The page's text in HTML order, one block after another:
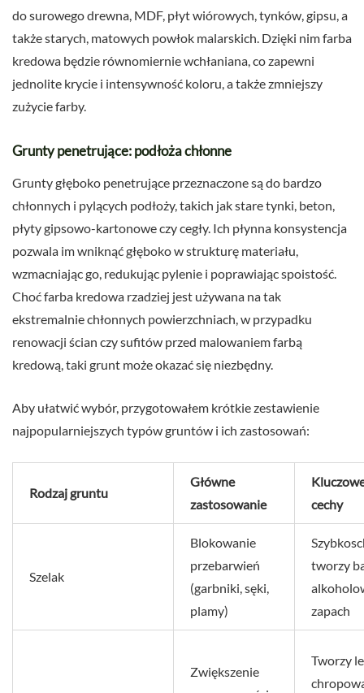
do surowego drewna, MDF, płyt wiórowych, tynków, gipsu, a
także starych, matowych powłok malarskich. Dzięki nim farba
kredowa będzie równomiernie wchłaniana, co zapewni
jednolite krycie i intensywność koloru, a także zmniejszy
zużycie farby.
Grunty penetrujące: podłoża chłonne
Grunty głęboko penetrujące przeznaczone są do bardzo
chłonnych i pylących podłoży, takich jak stare tynki, beton,
płyty gipsowo-kartonowe czy cegły. Ich płynna konsystencja
pozwala im wniknąć głęboko w strukturę materiału,
wzmacniając go, redukując pylenie i poprawiając spoistość.
Choć farba kredowa rzadziej jest używana na tak
ekstremalnie chłonnych powierzchniach, w przypadku
renowacji ścian czy sufitów przed malowaniem farbą
kredową, taki grunt może okazać się niezbędny.
Aby ułatwić wybór, przygotowałem krótkie zestawienie
najpopularniejszych typów gruntów i ich zastosowań:
Rodzaj gruntu
Główne
zastosowanie
cechy
Szelak
Blokowanie
przebarwień
(garbniki, sęki,
plamy)
tworzy
zapach
Zwiększenie
Tworzy